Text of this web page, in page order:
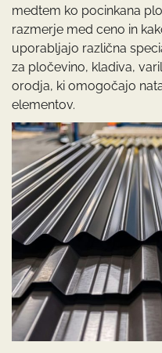
medtem ko pocinkana
razmerje med ceno in
uporabljajo različna
za pločevino, kladiva,
orodja, ki omogočajo
elementov.